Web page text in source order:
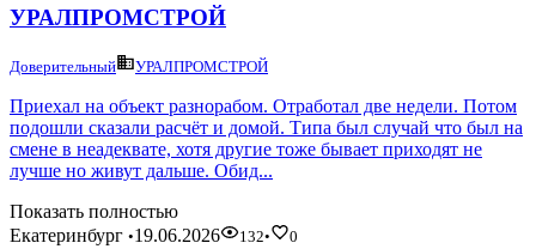
УРАЛПРОМСТРОЙ
Доверительный УРАЛПРОМСТРОЙ
Приехал на объект разнорабом. Отработал две недели. Потом
подошли сказали расчёт и домой. Типа был случай что был на
смене в неадеквате, хотя другие тоже бывает приходят не
лучше но живут дальше. Обид...
Показать полностью
Екатеринбург •19.06.2026 132• 0